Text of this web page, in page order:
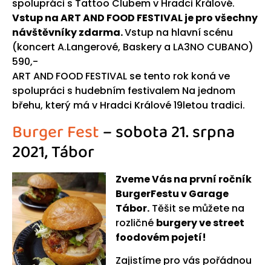
spolupráci s Tattoo Clubem v Hradci Králové.
Vstup na ART AND FOOD FESTIVAL je pro všechny
návštěvníky zdarma.Vstup na hlavní scénu
(koncert A.Langerové, Baskery a LA3NO CUBANO)
590,-
ART AND FOOD FESTIVAL se tento rok koná ve
spolupráci s hudebním festivalem Na jednom
břehu, který má v Hradci Králové 19letou tradici.
Burger Fest– sobota 21. srpna
2021, Tábor
Zveme Vás na první ročník
BurgerFestu v Garage
Tábor. Těšit se můžete na
rozličné burgery ve street
foodovém pojetí!
Zajistíme pro vás pořádnou